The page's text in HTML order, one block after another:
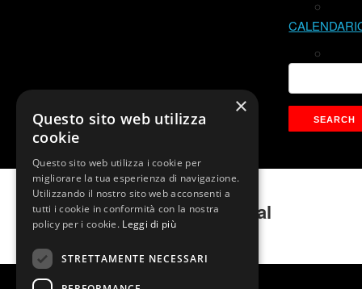
Sister Act – Il Musical
×
Questo sito web utilizza
cookie
Questo sito web utilizza i cookie per
migliorare la tua esperienza di navigazione.
Utilizzando il nostro sito web acconsenti a
tutti i cookie in conformità con la nostra
policy per i cookie. Leggi di più
STRETTAMENTE NECESSARI